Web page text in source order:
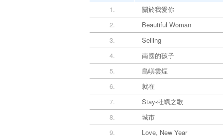
1.
關於我愛你
2.
Beautiful Woman
3.
Selling
4.
南國的孩子
5.
島嶼雲煙
6.
就在
7.
Stay-牡蠣之歌
8.
城市
9.
Love, New Year